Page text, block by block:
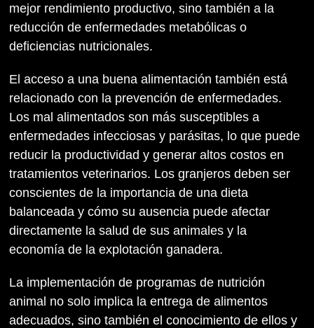
mejor rendimiento productivo, sino también a la
reducción de enfermedades metabólicas o
deficiencias nutricionales.
El acceso a una buena alimentación también está
relacionado con la prevención de enfermedades.
Los mal alimentados son más susceptibles a
enfermedades infecciosas y parásitas, lo que puede
reducir la productividad y generar altos costos en
tratamientos veterinarios. Los granjeros deben ser
conscientes de la importancia de una dieta
balanceada y cómo su ausencia puede afectar
directamente la salud de sus animales y la
economía de la explotación ganadera.
La implementación de programas de nutrición
animal no solo implica la entrega de alimentos
adecuados, sino también el conocimiento de ellos y